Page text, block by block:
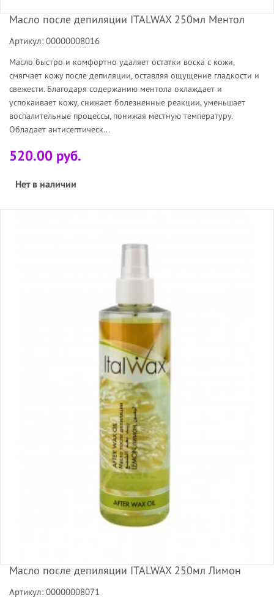
Масло после депиляции ITALWAX 250мл Ментол
Артикул: 00000008016
Масло быстро и комфортно удаляет остатки воска с кожи,
смягчает кожу после депиляции, оставляя ощущение гладкости и
свежести. Благодаря содержанию ментола охлаждает и
успокаивает кожу, снижает болезненные реакции, уменьшает
воспалительные процессы, понижая местную температуру.
Обладает антисептическ...
520.00 руб.
Нет в наличии
Масло после депиляции ITALWAX 250мл Лимон
Артикул: 00000008071